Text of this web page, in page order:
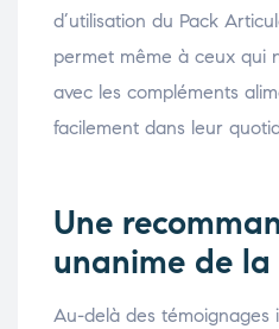
d’utilisation du Pack
permet même à ceux qui
avec les compléments
facilement dans leur
Une
unanime de
Au-delà des témoignages